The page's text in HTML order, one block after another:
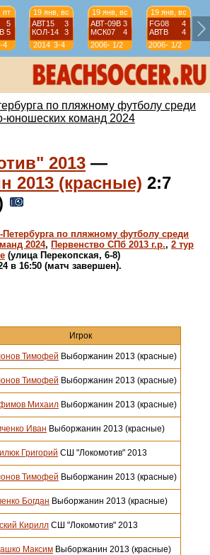
пт
5
5
4
19 янв, вс
АВТ15
3
КОЛ-14
3
2014 3-4
19 янв, вс
АВТ-09B 3
МСК07
4
2006-
07
1/2
19 янв, вс
FG08
4
АВТВ
4
2006-
07
1/2
по пляжному футболу среди
юношеских команд 2024
2013 —
2013 (красные) 2:7
Петербурга по пляжному футболу среди
2024, Первенство СПб 2013 г.р., 2 тур
(улица Перекопская, 6-8)
в 16:50 (матч завершен).
Игрок
Тимофей Выборжанин 2013 (красные)
Тимофей Выборжанин 2013 (красные)
Михаил Выборжанин 2013 (красные)
Иван Выборжанин 2013 (красные)
Григорий СШ "Локомотив" 2013
Тимофей Выборжанин 2013 (красные)
Богдан Выборжанин 2013 (красные)
Кирилл СШ "Локомотив" 2013
Максим Выборжанин 2013 (красные)